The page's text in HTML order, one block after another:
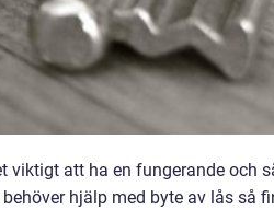
viktigt att ha en fungerande och
hjälp med byte av lås så